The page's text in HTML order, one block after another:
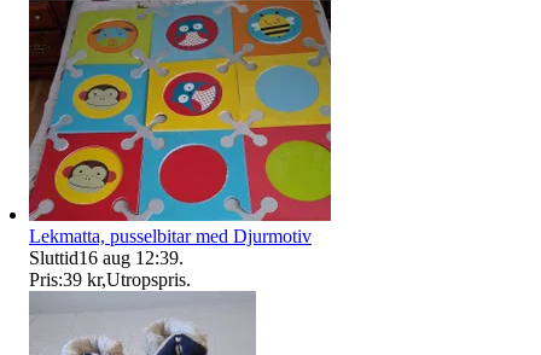
Lekmatta, pusselbitar med Djurmotiv
Sluttid16 aug 12:39.
Pris:39 kr,Utropspris.